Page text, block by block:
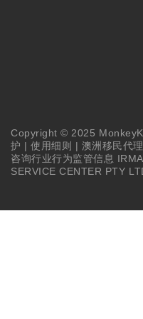
Copyright © 2025
护 |使用细则 | 澳洲移民代
咨询行业行为监管信息
SERVICE CENTER PTY